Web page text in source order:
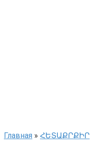
Главная » ՀԵՏԱՔՐՔԻՐ